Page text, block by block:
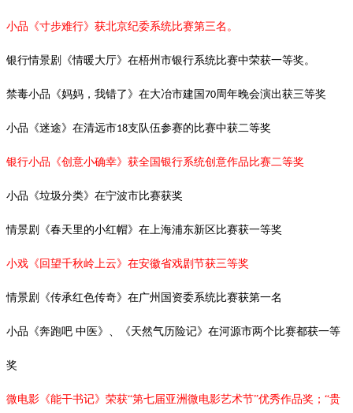
小品《寸步难行》获北京纪委系统比赛第三名。
银行情景剧《情暖大厅》在梧州市银行系统比赛中荣获一等奖。
禁毒小品《妈妈，我错了》在大冶市建国70周年晚会演出获三等奖
小品《迷途》在清远市18支队伍参赛的比赛中获二等奖
银行小品《创意小确幸》获全国银行系统创意作品比赛二等奖
小品《垃圾分类》在宁波市比赛获奖
情景剧《春天里的小红帽》在上海浦东新区比赛获一等奖
小戏《回望千秋岭上云》在安徽省戏剧节获三等奖
情景剧《传承红色传奇》在广州国资委系统比赛获第一名
小品《奔跑吧 中医》、《天然气历险记》在河源市两个比赛都获一等
奖
微电影《能干书记》荣获“第七届亚洲微电影艺术节”优秀作品奖；“贵